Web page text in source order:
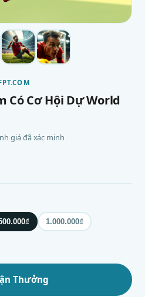
Có Cơ Hội Dự World
giá đã xác minh
1.000.000₫
Thưởng